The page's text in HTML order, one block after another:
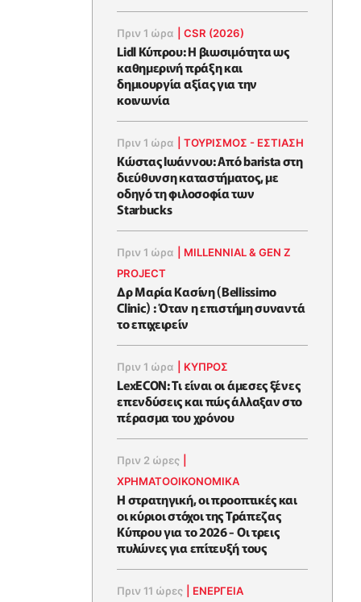
Πριν 1 ώρα |CSR (2026)
Lidl Κύπρου: Η βιωσιμότητα ως
καθημερινή πράξη και
δημιουργία αξίας για την
κοινωνία
Πριν 1 ώρα |ΤΟΥΡΙΣΜΟΣ - ΕΣΤΙΑΣΗ
Κώστας Ιωάννου: Από barista στη
διεύθυνση καταστήματος, με
οδηγό τη φιλοσοφία των
Starbucks
Πριν 1 ώρα
MILLENNIAL & GEN Z
PROJECT
Δρ Μαρία Κασίνη (Bellissimo
Clinic) : Όταν η επιστήμη συναντά
το επιχειρείν
Πριν 1 ώρα ΚΥΠΡΟΣ
LexECON: Τι είναι οι άμεσες ξένες
επενδύσεις και πώς άλλαξαν στο
πέρασμα του χρόνου
Πριν 2 ώρες
ΧΡΗΜΑΤΟΟΙΚΟΝΟΜΙΚΆ
Η στρατηγική, οι προοπτικές και
οι κύριοι στόχοι της Τράπεζας
Κύπρου για το 2026 - Οι τρεις
πυλώνες για επίτευξή τους
Πριν 11 ώρες ΕΝΈΡΓΕΙΑ